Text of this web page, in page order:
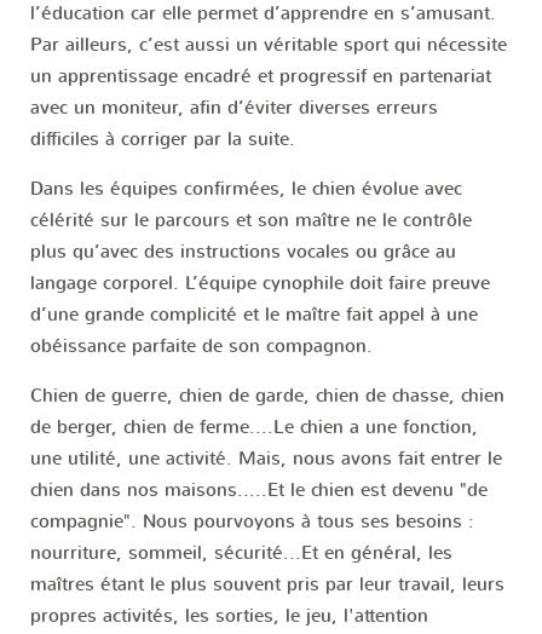
l’éducation car elle permet d’apprendre en s’amusant.
Par ailleurs, c’est aussi un véritable sport qui nécessite
un apprentissage encadré et progressif en partenariat
avec un moniteur, afin d’éviter diverses erreurs
difficiles à corriger par la suite.
Dans les équipes confirmées, le chien évolue avec
célérité sur le parcours et son maître ne le contrôle
plus qu’avec des instructions vocales ou grâce au
langage corporel. L’équipe cynophile doit faire preuve
d’une grande complicité et le maître fait appel à une
obéissance parfaite de son compagnon.
Chien de guerre, chien de garde, chien de chasse, chien
de berger, chien de ferme....Le chien a une fonction,
une utilité, une activité. Mais, nous avons fait entrer le
chien dans nos maisons.....Et le chien est devenu "de
compagnie". Nous pourvoyons à tous ses besoins :
nourriture, sommeil, sécurité...Et en général, les
maîtres étant le plus souvent pris par leur travail, leurs
propres activités, les sorties, le jeu, l'attention